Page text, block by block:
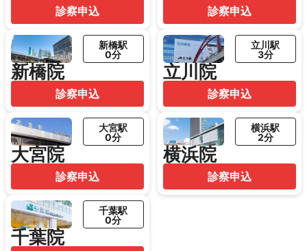
診察申込 診察申込
新橋院
新橋駅
0分
診察申込
立川院
立川駅
3分
診察申込
大宮院
大宮駅
0分
診察申込
横浜院
横浜駅
2分
診察申込
千葉院
千葉駅
0分